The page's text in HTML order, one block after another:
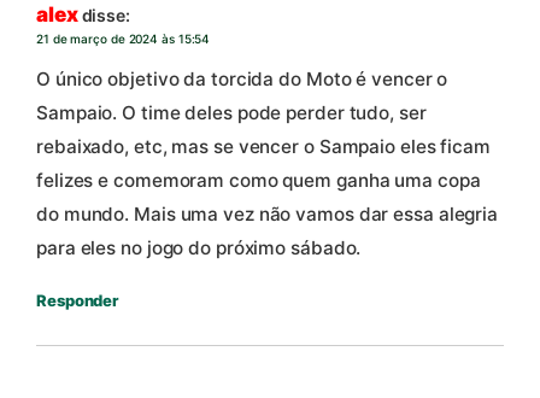
alexdisse:
21 de março de 2024 às 15:54
O único objetivo da torcida do Moto é vencer o
Sampaio. O time deles pode perder tudo, ser
rebaixado, etc, mas se vencer o Sampaio eles ficam
felizes e comemoram como quem ganha uma copa
do mundo. Mais uma vez não vamos dar essa alegria
para eles no jogo do próximo sábado.
Responder